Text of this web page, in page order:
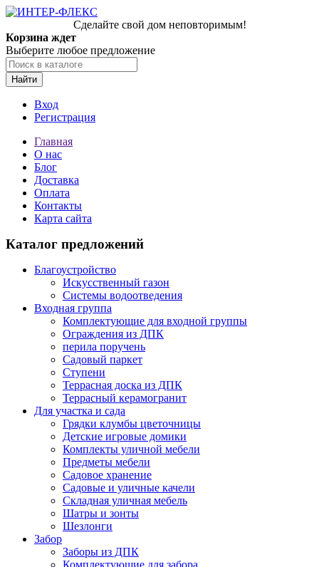
Сделайте свой дом неповторимым!
Корзина ждет
Выберите любое предложение
Найти
Вход
Регистрация
Главная
О нас
Блог
Доставка
Оплата
Контакты
Карта сайта
Каталог предложений
Благоустройство
Искусственный газон
Системы водоотведения
Входная группа
Комплектующие для входной группы
Ограждения из ДПК
перила поручень
Садовый паркет
Ступени
Террасная доска из ДПК
Террасный керамогранит
Для участка и сада
Грядки клумбы цветочницы
Детские игровые домики
Комплекты уличной мебели
Предметы мебели
Садовое хранение
Садовые и уличные качели
Складная уличная мебель
Шатры и зонты
Шезлонги
Забор
Заборы из ДПК
Комплектующие для забора